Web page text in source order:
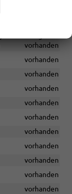
vorhanden
vorhanden
vorhanden
vorhanden
vorhanden
vorhanden
vorhanden
vorhanden
vorhanden
vorhanden
vorhanden